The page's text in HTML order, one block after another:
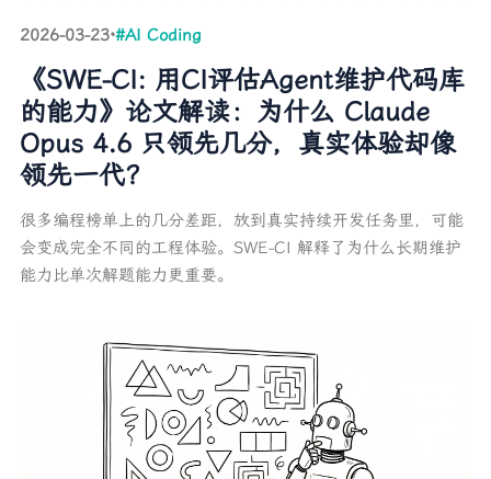
2026-03-23·#AI Coding
《SWE-CI: 用CI评估Agent维护代码库
的能力》论文解读：为什么 Claude
Opus 4.6 只领先几分，真实体验却像
领先一代？
很多编程榜单上的几分差距，放到真实持续开发任务里，可能
会变成完全不同的工程体验。SWE-CI 解释了为什么长期维护
能力比单次解题能力更重要。